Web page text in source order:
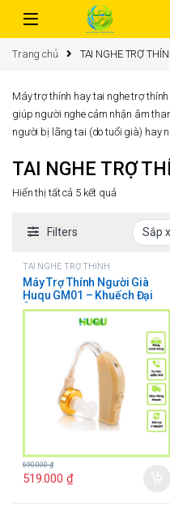
Trang chủ TAI NGHE TRỢ
Máy trợ thính hay tai nghe trợ
giúp người nghe cảm nhận âm
người bị lãng tai (do tuổi già) hay
TAI NGHE TRỢ
Hiển thị tất cả 5 kết quả
Filters
TAI NGHE TRỢ THÍNH
Máy Trợ Thính Người Già
Huqu GM01 – Khuếch Đại
Âm Thanh Lớn, Chống Hú
519.000 ₫
690.000₫